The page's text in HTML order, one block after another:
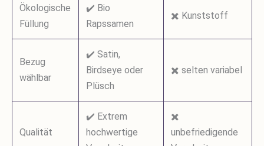
Ökologische
Füllung
✔️ Bio
Rapssamen
✖️ Kunststoff
Bezug
wählbar
✔️ Satin,
Birdseye oder
Plüsch
✖️ selten variabel
Qualität
✔️ Extrem
hochwertige
✖️
unbefriedigende